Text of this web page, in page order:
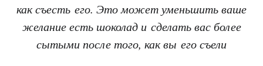
как съесть его. Это может уменьшить ваше
желание есть шоколад и сделать вас более
сытыми после того, как вы его съели